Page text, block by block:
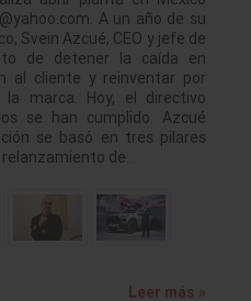
A un año de su
Svein Azcué, CEO y jefe de
de detener la caída en
al cliente y reinventar por
marca. Hoy, el directivo
se han cumplido. Azcué
se basó en tres pilares
relanzamiento de…
Leer más »